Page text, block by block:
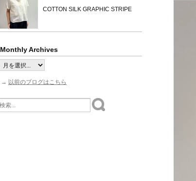
COTTON SILK GRAPHIC STRIPE
Monthly Archives
→ 以前のブログはこちら